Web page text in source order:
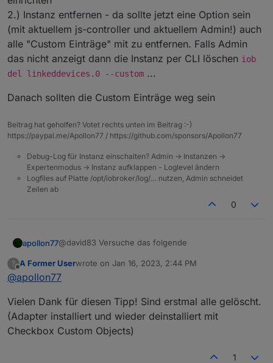
Log schmeißen.
"Custom" bis "Alias" lösche und speicher
müssten die Zeilen ja nun gelöscht sein. Nach 2
Minuten schaue ich wieder in den Datenpunkt
und die "Custom" Einträge sind wieder da.
Wie lösche ich alle LinkedDevices Einträge aus
allen Datenpunkten dauerhaft? Warum stehen
die überhaupt noch in jedem Datenpunkt wenn
der Adapter nichtmehr installiert ist?
Bitte dich um Hilfe
2.) Instanz entfernen - da sollte jetzt eine Option sein
(mit aktuellem js-controller und aktuellem Admin!) auch
alle "Custom Einträge" mit zu entfernen. Falls Admin
das nicht anzeigt dann die Instanz per CLI löschen iob
del linkeddevices.0 --custom ...
Danach sollten die Custom Einträge weg sein
Beitrag hat geholfen? Votet rechts unten im Beitrag :-)
https://paypal.me/Apollon77 / https://github.com/sponsors/Apollon77
Debug-Log für Instanz einschalten? Admin -> Instanzen ->
Expertenmodus -> Instanz aufklappen - Loglevel ändern
Logfiles auf Platte /opt/iobroker/log/… nutzen, Admin schneidet
Zeilen ab
0
apollon77@david83 Versuche das folgende
1.) Adapter wieder installieren und eine instanz
einrichten
sein (mit aktuellem js-controller und aktuellem
Admin!) auch alle "Custom Einträge" mit zu
Instanz per CLI löschen
?
Offline
A Former Userwrote on Jan 16, 2023, 2:44 PM
last edited by
@apollon77
Vielen Dank für diesen Tipp! Sind erstmal alle gelöscht.
(Adapter installiert und wieder deinstalliert mit
Checkbox Custom Objects)
1